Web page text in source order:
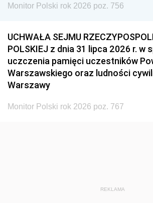
Monitor Polski rok 2026 poz. 756
UCHWAŁA SEJMU
POLSKIEJ z dnia 31 lipca 2026 r. w
uczczenia pamięci uczestników
Warszawskiego oraz ludności
Warszawy
Monitor Polski rok 2026 poz. 767
REKLAMA